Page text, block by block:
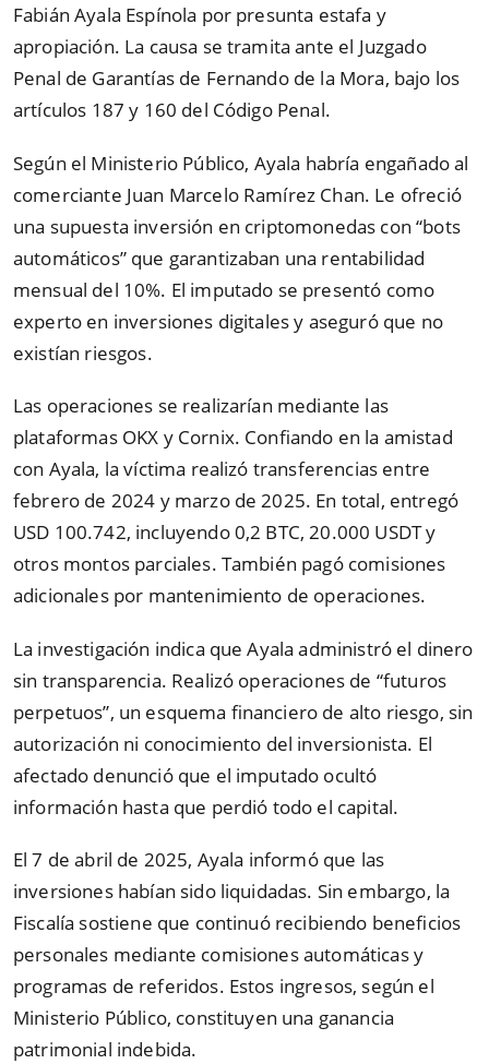
Fabián Ayala Espínola por presunta estafa y
apropiación. La causa se tramita ante el Juzgado
Penal de Garantías de Fernando de la Mora, bajo los
artículos 187 y 160 del Código Penal.
Según el Ministerio Público, Ayala habría engañado al
comerciante Juan Marcelo Ramírez Chan. Le ofreció
una supuesta inversión en criptomonedas con “bots
automáticos” que garantizaban una rentabilidad
mensual del 10%. El imputado se presentó como
experto en inversiones digitales y aseguró que no
existían riesgos.
Las operaciones se realizarían mediante las
plataformas OKX y Cornix. Confiando en la amistad
con Ayala, la víctima realizó transferencias entre
febrero de 2024 y marzo de 2025. En total, entregó
USD 100.742, incluyendo 0,2 BTC, 20.000 USDT y
otros montos parciales. También pagó comisiones
adicionales por mantenimiento de operaciones.
La investigación indica que Ayala administró el dinero
sin transparencia. Realizó operaciones de “futuros
perpetuos”, un esquema financiero de alto riesgo, sin
autorización ni conocimiento del inversionista. El
afectado denunció que el imputado ocultó
información hasta que perdió todo el capital.
El 7 de abril de 2025, Ayala informó que las
inversiones habían sido liquidadas. Sin embargo, la
Fiscalía sostiene que continuó recibiendo beneficios
personales mediante comisiones automáticas y
programas de referidos. Estos ingresos, según el
Ministerio Público, constituyen una ganancia
patrimonial indebida.